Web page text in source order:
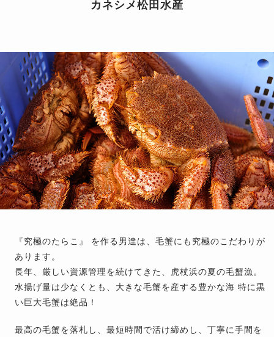
カネシメ松田水産
『究極のたらこ』 を作る男達は、毛蟹にも究極のこだわりが
あります。
長年、厳しい資源管理を続けてきた、虎杖浜の夏の毛蟹漁。
水揚げ量は少なくとも、大きな毛蟹を産する豊かな海 特に黒
い巨大毛蟹は絶品！
最高の毛蟹を落札し、最短時間で活け締めし、丁寧に手間を